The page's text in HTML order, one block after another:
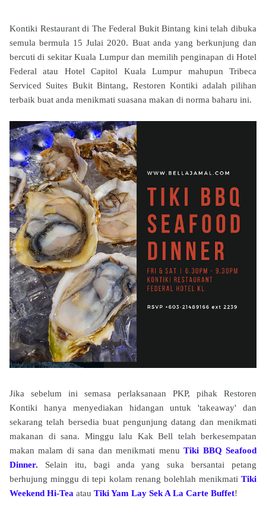
Kontiki Restaurant di The Federal Bukit Bintang kini telah dibuka
semula bermula 15 Julai 2020. Buat anda yang berkunjung dan
bercuti di sekitar Kuala Lumpur dan memilih penginapan di Hotel
Federal atau Hotel Capitol Kuala Lumpur mahupun Tribeca
Serviced Suites Bukit Bintang, Restoren Kontiki adalah pilihan
terbaik buat anda menikmati suasana makan di norma baharu ini.
Jika sebelum ini semasa perlaksanaan PKP, pihak Restoren
Kontiki hanya menyediakan hidangan untuk 'takeaway' dan
sekarang telah bersedia buat pengunjung datang dan menikmati
makanan di sana. Minggu lalu Kak Bell telah berkesempatan
makan malam di sana dan menikmati menuTiki BBQ Seafood
Dinner. Selain itu, bagi anda yang suka bersantai petang
berhujung minggu di tepi kolam renang bolehlah menikmati Tiki
Weekend Hi-Tea atau Tiki Yam Lay Sek A La Carte Buffet!